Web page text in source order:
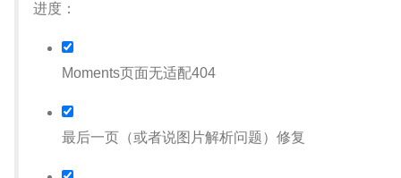
进度：
Moments页面无适配404
最后一页（或者说图片解析问题）修复